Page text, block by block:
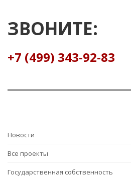
записям
ЗВОНИТЕ:
+7 (499) 343-92-83
Hовости
Все проекты
Государственная собственность